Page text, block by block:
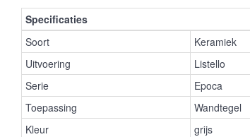
Specificaties
Soort
Keramiek
Uitvoering
Listello
Serie
Epoca
Toepassing
Wandtegel
Kleur
grijs